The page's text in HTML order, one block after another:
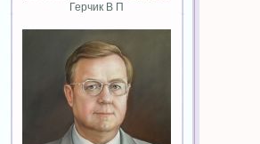
Герчик В П